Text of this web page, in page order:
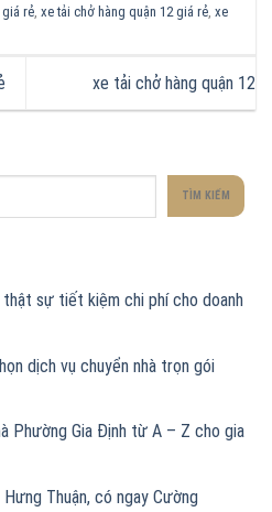
giá rẻ ,xe tải chở hàng quận 12 giá rẻ ,xe
xe tải chở hàng quận 12
TÌM KIẾM
sự tiết kiệm chi phí cho doanh
dịch vụ chuyển nhà trọn gói
Phường Gia Định từ A – Z cho gia
Thuận, có ngay Cường